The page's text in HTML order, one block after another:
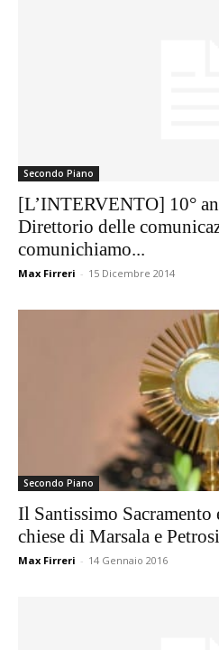
Secondo Piano
[L’INTERVENTO] 10°
Direttorio delle
comunichiamo...
Max Firreri - 15 Dicembre 2014
Secondo Piano
Il Santissimo Sacramento
chiese di Marsala e
Max Firreri - 14 Gennaio 2016